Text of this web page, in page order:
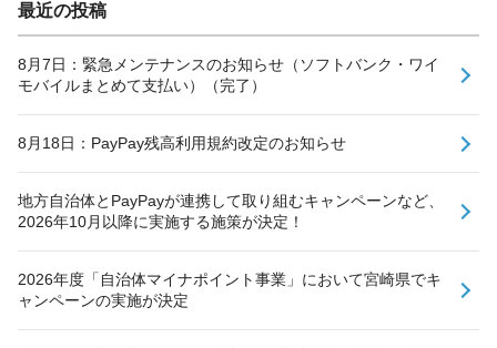
最近の投稿
8月7日：緊急メンテナンスのお知らせ（ソフトバンク・ワイ
モバイルまとめて支払い）（完了）
8月18日：PayPay残高利用規約改定のお知らせ
地方自治体とPayPayが連携して取り組むキャンペーンなど、
2026年10月以降に実施する施策が決定！
2026年度「自治体マイナポイント事業」において宮崎県でキ
ャンペーンの実施が決定